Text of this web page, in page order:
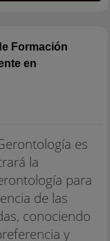
Formación
en
es
la
para
de las
conociendo
y